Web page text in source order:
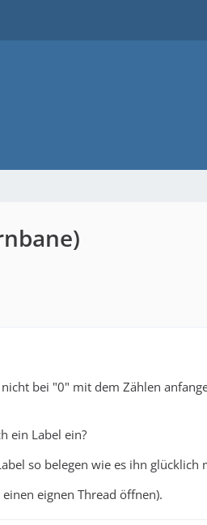
bei "0" mit dem Zählen
ein Label ein?
so belegen wie es ihn glücklich
eignen Thread öffnen).